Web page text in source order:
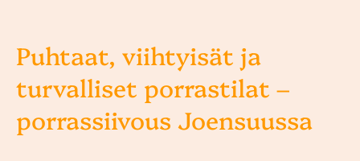
Puhtaat, viihtyisät ja
turvalliset porrastilat –
porrassiivous Joensuussa